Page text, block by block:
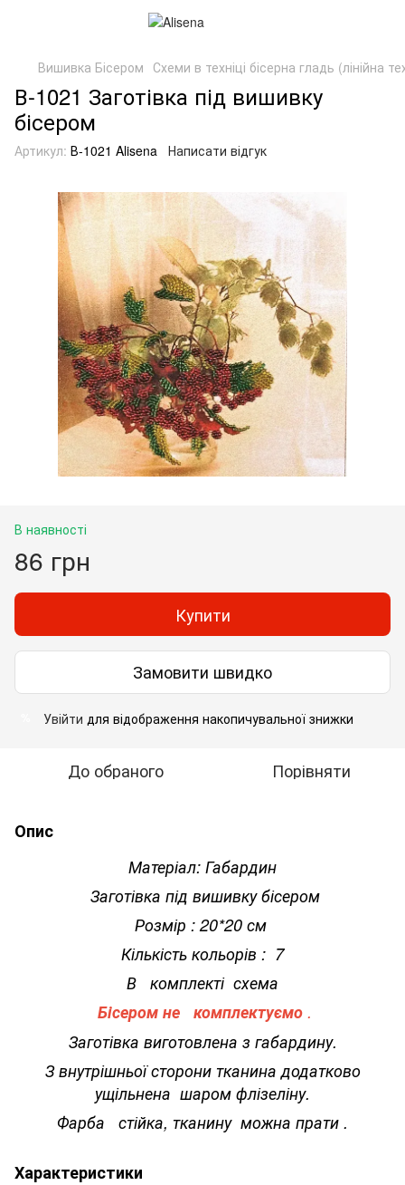
Вишивка Бісером Схеми в техніці бісерна гладь (лінійна
В-1021 Заготівка під вишивку
бісером
Артикул: В-1021 Alisena Написати відгук
В наявності
86 грн
Купити
Замовити швидко
Увійти для відображення накопичувальної знижки
До обраного Порівняти
Опис
Матеріал: Габардин
Заготівка під вишивку бісером
Розмір : 20*20 см
Кількість кольорів : 7
В комплекті схема
Бісером не комплектуємо .
Заготівка виготовлена з габардину.
З внутрішньої сторони тканина додатково
ущільнена шаром флізеліну.
Фарба стійка, тканину можна прати .
Характеристики